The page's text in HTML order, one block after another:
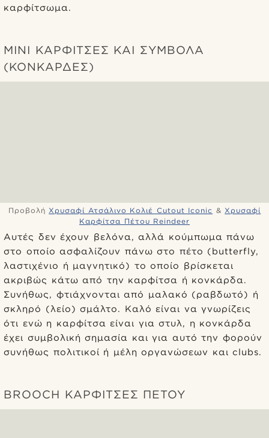
καρφίτσωμα.
MINI ΚΑΡΦΊΤΣΕΣ ΚΑΙ ΣΎΜΒΟΛΑ
(ΚΟΝΚΆΡΔΕΣ)
Προβολή Χρυσαφί Ατσάλινο Κολιέ Cutout Iconic &Χρυσαφί
Καρφίτσα Πέτου Reindeer
Αυτές δεν έχουν βελόνα, αλλά κούμπωμα πάνω
στο οποίο ασφαλίζουν πάνω στο πέτο (butterfly,
λαστιχένιο ή μαγνητικό) το οποίο βρίσκεται
ακριβώς κάτω από την καρφίτσα ή κονκάρδα.
Συνήθως, φτιάχνονται από μαλακό (ραβδωτό) ή
σκληρό (λείο) σμάλτο. Καλό είναι να γνωρίζεις
ότι ενώ η καρφίτσα είναι για στυλ, η κονκάρδα
έχει συμβολική σημασία και για αυτό την φορούν
συνήθως πολιτικοί ή μέλη οργανώσεων και clubs.
BROOCH ΚΑΡΦΊΤΣΕΣ ΠΈΤΟΥ